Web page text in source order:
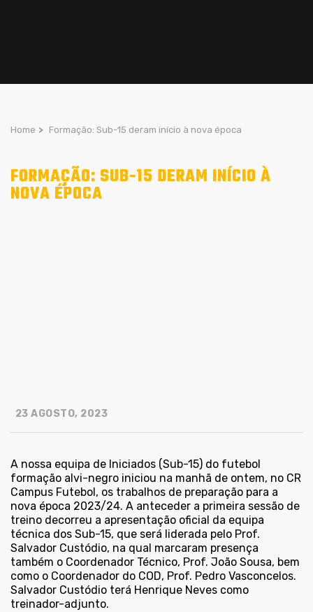
Home > Formação: Sub-15 deram início à nova época
FORMAÇÃO: SUB-15 DERAM INÍCIO À
NOVA ÉPOCA
23 AGOSTO, 2023
A nossa equipa de Iniciados (Sub-15) do futebol
formação alvi-negro iniciou na manhã de ontem, no CR
Campus Futebol, os trabalhos de preparação para a
nova época 2023/24. A anteceder a primeira sessão de
treino decorreu a apresentação oficial da equipa
técnica dos Sub-15, que será liderada pelo Prof.
Salvador Custódio, na qual marcaram presença
também o Coordenador Técnico, Prof. João Sousa, bem
como o Coordenador do COD, Prof. Pedro Vasconcelos.
Salvador Custódio terá Henrique Neves como
treinador-adjunto.